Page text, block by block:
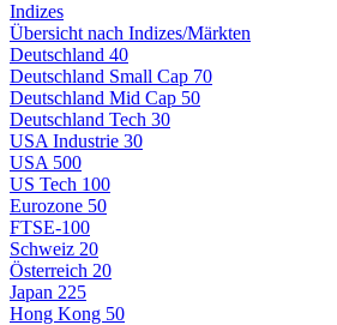
Indizes
Übersicht nach Indizes/Märkten
Deutschland 40
Deutschland Small Cap 70
Deutschland Mid Cap 50
Deutschland Tech 30
USA Industrie 30
USA 500
US Tech 100
Eurozone 50
FTSE-100
Schweiz 20
Österreich 20
Japan 225
Hong Kong 50